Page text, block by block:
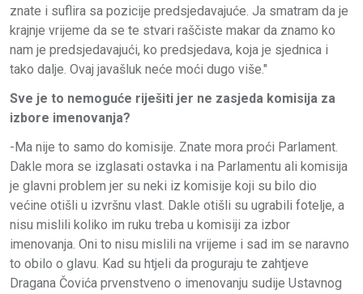
znate i suflira sa pozicije predsjedavajuće. Ja smatram da je
krajnje vrijeme da se te stvari raščiste makar da znamo ko
nam je predsjedavajući, ko predsjedava, koja je sjednica i
tako dalje. Ovaj javašluk neće moći dugo više."
Sve je to nemoguće riješiti jer ne zasjeda komisija za
izbore imenovanja?
-Ma nije to samo do komisije. Znate mora proći Parlament.
Dakle mora se izglasati ostavka i na Parlamentu ali komisija
je glavni problem jer su neki iz komisije koji su bilo dio
većine otišli u izvršnu vlast. Dakle otišli su ugrabili fotelje, a
nisu mislili koliko im ruku treba u komisiji za izbor
imenovanja. Oni to nisu mislili na vrijeme i sad im se naravno
to obilo o glavu. Kad su htjeli da proguraju te zahtjeve
Dragana Čovića prvenstveno o imenovanju sudije Ustavnog